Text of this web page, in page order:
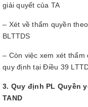
giải quyết của TA
– Xét về thẩm quyền
BLTTDS
– Còn việc xem xét
quy định tại Điều 39
3. Quy định PL Quyền
TAND